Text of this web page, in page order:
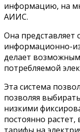
информацию, на
АИИС.
Она представляет
информационно-
делает
потребляемой
Эта система
позволяя
низкими
постоянно
тарифы на